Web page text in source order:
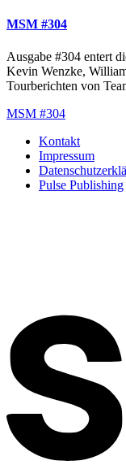
MSM #304
Ausgabe #304 entert
Kevin Wenzke,
Tourberichten von
MSM #304
Kontakt
Impressum
Pulse Publishing